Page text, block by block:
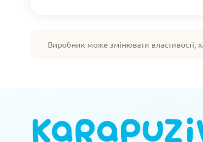
Виробник може змінювати властивості,